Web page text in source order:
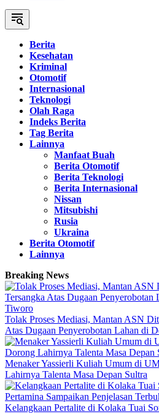
Berita
Kesehatan
Kriminal
Otomotif
Internasional
Teknologi
Olah Raga
Indeks Berita
Tag Berita
Lainnya
Manfaat Buah
Berita Otomotif
Berita Teknologi
Berita Internasional
Nissan
Mitsubishi
Rusia
Ukraina
Berita Otomotif
Lainnya
Breaking News
Tolak Proses Mediasi, Mantan ASN
Atas Dugaan Penyerobotan Lahan di
Menaker Yassierli Kuliah Umum di
Lahirnya Talenta Masa Depan Sultra
Kelangkaan Pertalite di Kolaka Tuai